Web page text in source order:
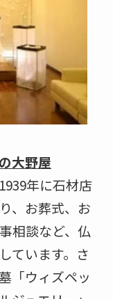
大野屋
年に石材店
、お葬式、お
相談など、仏
ています。さ
「ウィズペッ